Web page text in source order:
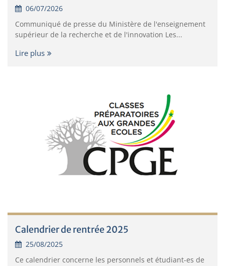
06/07/2026
Communiqué de presse du Ministère de l'enseignement
supérieur de la recherche et de l'innovation Les...
Lire plus
Calendrier de rentrée 2025
25/08/2025
Ce calendrier concerne les personnels et étudiant-es de